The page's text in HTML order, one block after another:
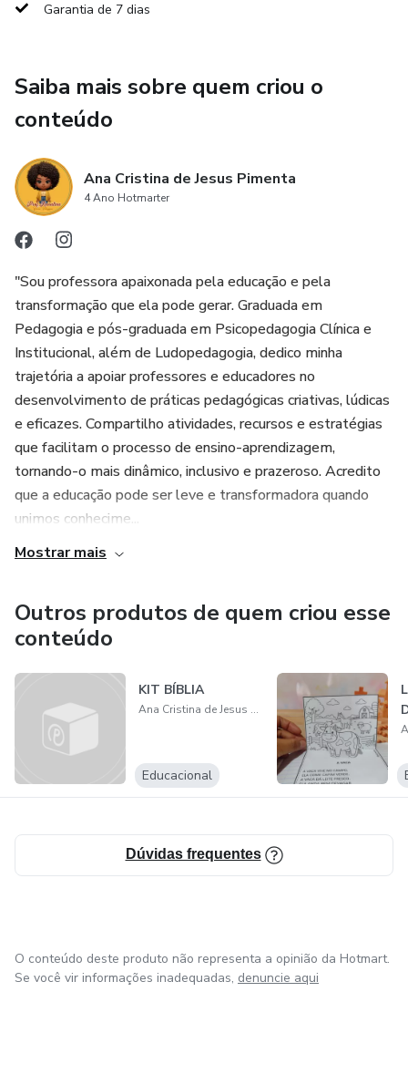
Garantia de 7 dias
Saiba mais sobre quem criou o
conteúdo
Ana Cristina de Jesus Pimenta
4 Ano Hotmarter
"Sou professora apaixonada pela educação e pela
transformação que ela pode gerar. Graduada em
Pedagogia e pós-graduada em Psicopedagogia Clínica e
Institucional, além de Ludopedagogia, dedico minha
trajetória a apoiar professores e educadores no
desenvolvimento de práticas pedagógicas criativas, lúdicas
e eficazes. Compartilho atividades, recursos e estratégias
que facilitam o processo de ensino-aprendizagem,
tornando-o mais dinâmico, inclusivo e prazeroso. Acredito
que a educação pode ser leve e transformadora quando
unimos conhecime...
Mostrar mais
Outros produtos de quem criou esse
conteúdo
KIT BÍBLIA
Ana Cristina de Jesus Pimenta
Educacional
Dúvidas frequentes
O conteúdo deste produto não representa a opinião da Hotmart.
Se você vir informações inadequadas, denuncie aqui